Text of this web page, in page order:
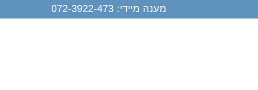
מענה מיידי: 072-3922-473